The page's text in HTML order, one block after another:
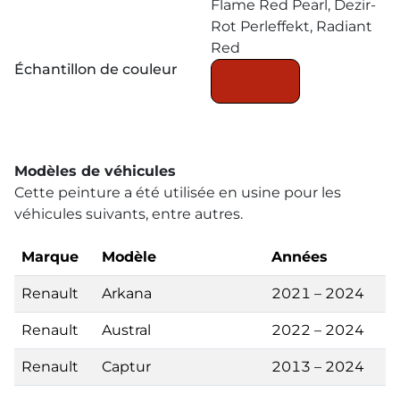
Flame Red Pearl, Dezir-
Rot Perleffekt, Radiant
Red
Échantillon de couleur
Modèles de véhicules
Cette peinture a été utilisée en usine pour les
véhicules suivants, entre autres.
Marque Modèle Années
Renault Arkana 2021 – 2024
Renault Austral 2022 – 2024
Renault Captur 2013 – 2024